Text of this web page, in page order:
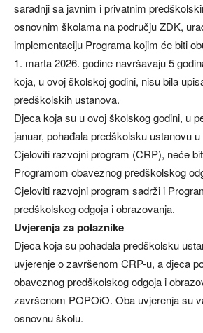
saradnji sa javnim i privatnim
osnovnim školama na području ZDK,
implementaciju Programa kojim će biti
1. marta 2026. godine navršavaju 5
koja, u ovoj školskoj godini, nisu bila
predškolskih ustanova.
Djeca koja su u ovoj školskog godini, u
januar, pohađala predškolsku ustanovu
Cjeloviti razvojni program (CRP), neće
Programom obaveznog predškolskog
Cjeloviti razvojni program sadrži i
predškolskog odgoja i obrazovanja.
Uvjerenja za polaznike
Djeca koja su pohađala predškolsku
uvjerenje o završenom CRP-u, a djeca
obaveznog predškolskog odgoja i
završenom POPOiO. Oba uvjerenja su
osnovnu školu.